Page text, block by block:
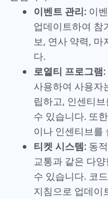
이벤트 관리: 이
업데이트하여 참
보, 연사 약력, 마
다.
로열티 프로그램:
사용하여 사용자
립하고, 인센티
수 있습니다. 또
이나 인센티브를
티켓 시스템: 동
교통과 같은 다
수 있습니다. 코
지침으로 업데이